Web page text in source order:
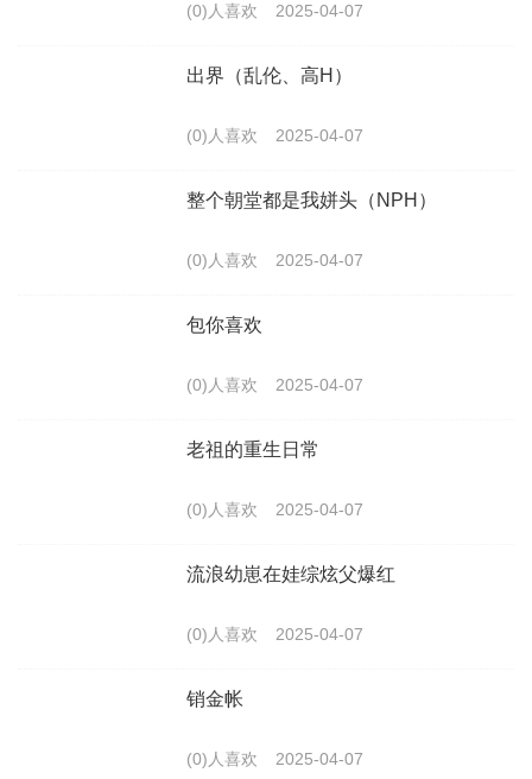
(0)人喜欢 2025-04-07
出界（乱伦、高H）
(0)人喜欢 2025-04-07
整个朝堂都是我姘头（NPH）
(0)人喜欢 2025-04-07
包你喜欢
(0)人喜欢 2025-04-07
老祖的重生日常
(0)人喜欢 2025-04-07
流浪幼崽在娃综炫父爆红
(0)人喜欢 2025-04-07
销金帐
(0)人喜欢 2025-04-07